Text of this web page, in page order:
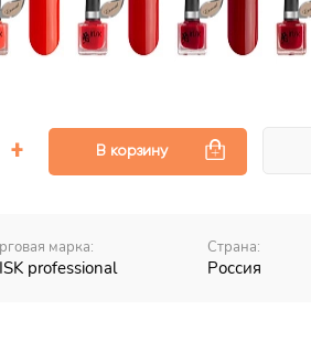
В корзину
марка:
professional
Страна:
Россия